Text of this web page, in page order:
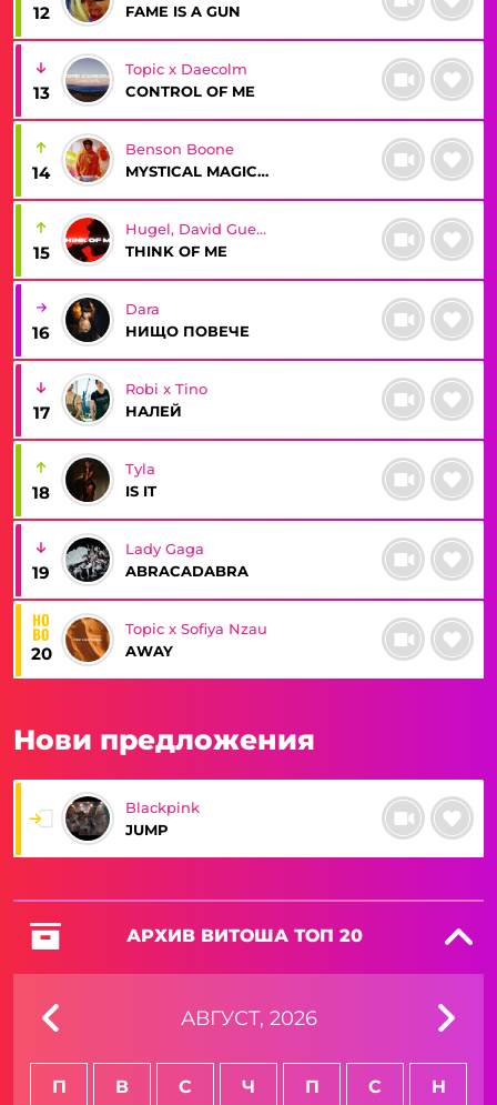
12
FAME IS A GUN
13
Topic x Daecolm
CONTROL OF ME
14
Benson Boone
MYSTICAL MAGICAL
15
Hugel, David Guetta, Kehlani, Daecolm
THINK OF ME
16
Dara
НИЩО ПОВЕЧЕ
17
Robi x Tino
НАЛЕЙ
18
Tyla
IS IT
19
Lady Gaga
ABRACADABRA
20
Topic x Sofiya Nzau
AWAY
Нови предложения
Blackpink
JUMP
АРХИВ ВИТОША ТОП 20
АВГУСТ, 2026
П В С Ч П С Н